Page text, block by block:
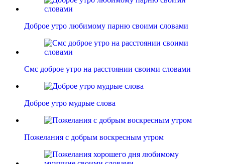
Доброе утро любимому парню своими словами
Смс доброе утро на расстоянии своими словами
Доброе утро мудрые слова
Пожелания с добрым воскресным утром